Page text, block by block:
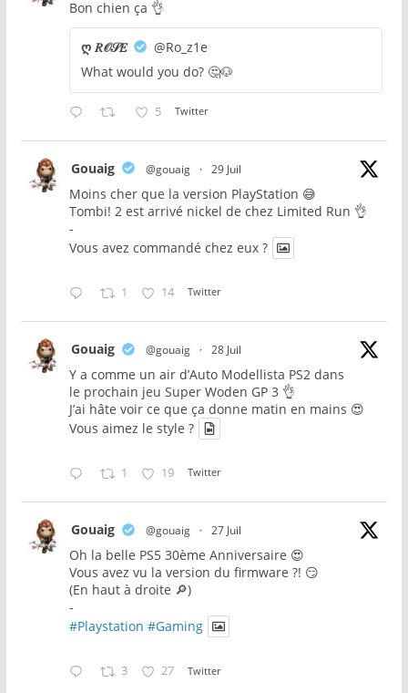
Bon chien ça 👌
ღ 𝑅𝒪𝒮𝐸
@Ro_z1e
What would you do? 🤔🐶
5 Twitter
Gouaig @gouaig · 29 Juil
Moins cher que la version PlayStation 😅
Tombi! 2 est arrivé nickel de chez Limited Run 👌
-
Vous avez commandé chez eux ?
1 14 Twitter
Gouaig @gouaig · 28 Juil
Y a comme un air d’Auto Modellista PS2 dans
le prochain jeu Super Woden GP 3 👌
J’ai hâte voir ce que ça donne matin en mains 😍
Vous aimez le style ?
1 19 Twitter
Gouaig @gouaig · 27 Juil
Oh la belle PS5 30ème Anniversaire 😍
Vous avez vu la version du firmware ?! 😏
(En haut à droite 🔎)
-
#Playstation #Gaming
3 27 Twitter